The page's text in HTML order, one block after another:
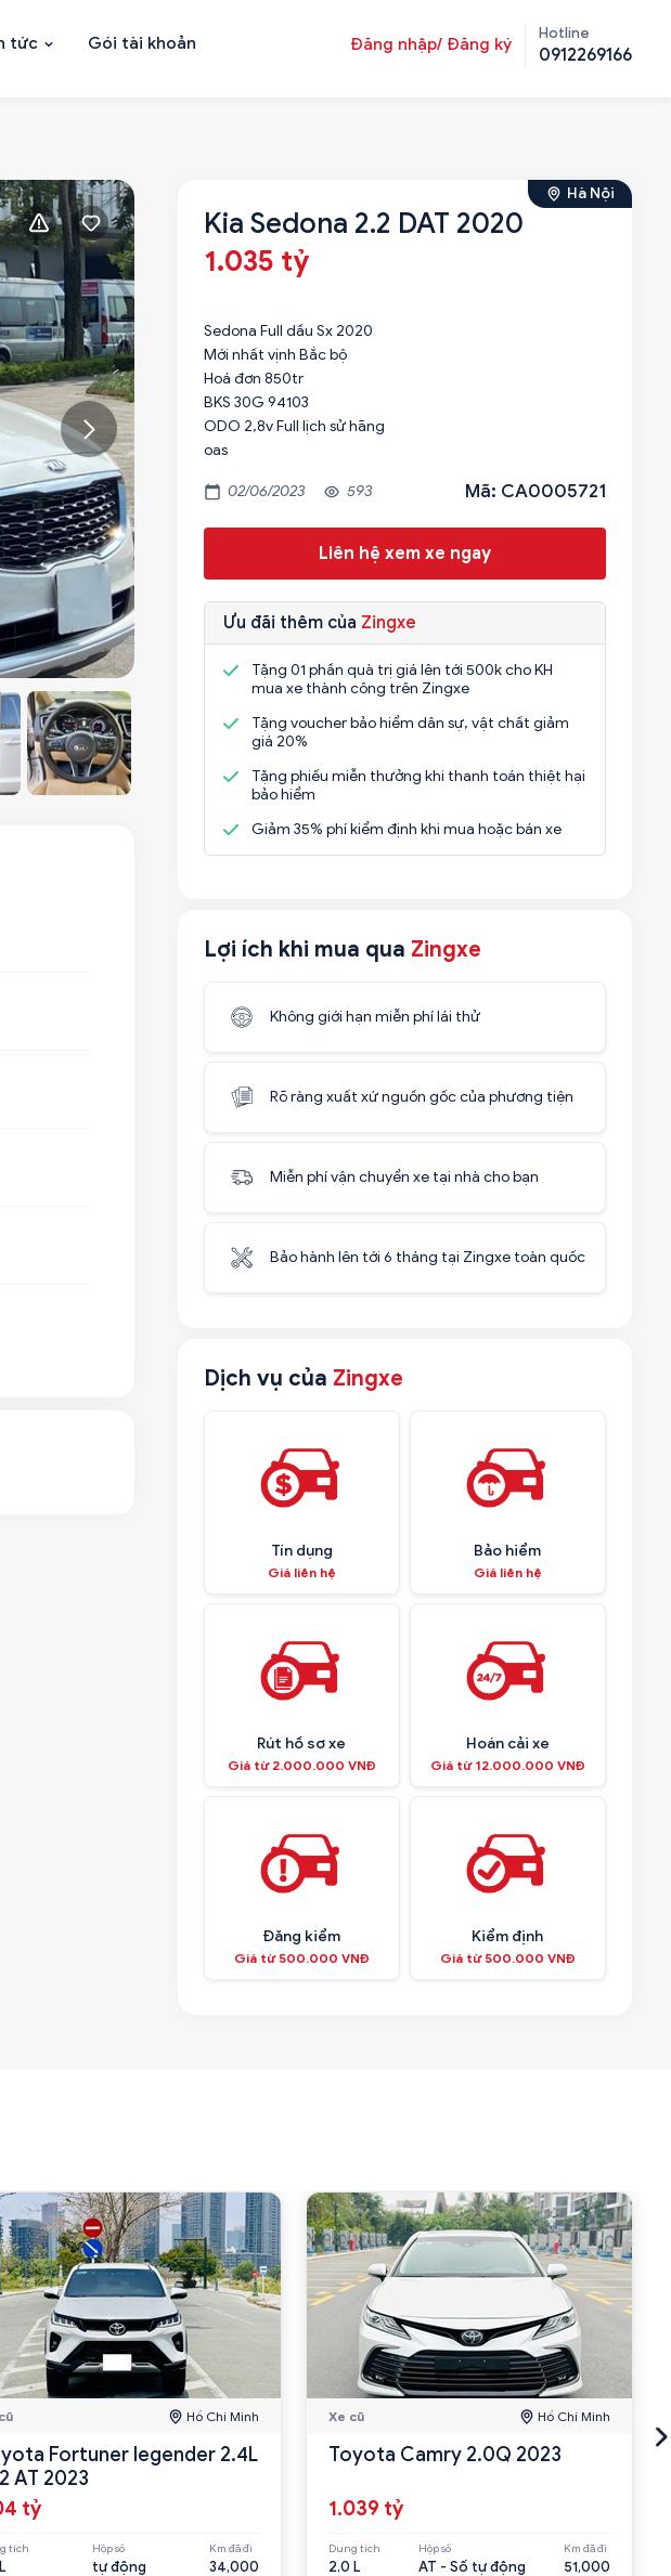
tức Gói tài khoản Đăng nhập/ Đăng ký
Hotline
0912269166
Hà Nội
Kia Sedona 2.2 DAT 2020
1.035 tỷ
Sedona Full dầu Sx 2020
Mới nhất vịnh Bắc bộ
Hoá đơn 850tr
BKS 30G 94103
ODO 2,8v Full lịch sử hãng
oas
02/06/2023 593 Mã: CA0005721
Liên hệ xem xe ngay
Ưu đãi thêm của Zingxe
Tặng 01 phần quà trị giá lên tới 500k cho KH
mua xe thành công trên Zingxe
Tặng voucher bảo hiểm dân sự, vật chất giảm
giá 20%
Tặng phiếu miễn thưởng khi thanh toán thiệt hại
bảo hiểm
Giảm 35% phí kiểm định khi mua hoặc bán xe
Lợi ích khi mua qua Zingxe
Không giới hạn miễn phí lái thử
Rõ ràng xuất xứ nguồn gốc của phương tiện
Miễn phí vận chuyển xe tại nhà cho bạn
Bảo hành lên tới 6 tháng tại Zingxe toàn quốc
Dịch vụ của Zingxe
Tín dụng
Giá liên hệ
Bảo hiểm
Giá liên hệ
Rút hồ sơ xe
Giá từ 2.000.000 VNĐ
Hoán cải xe
Giá từ 12.000.000 VNĐ
Đăng kiểm
Giá từ 500.000 VNĐ
Kiểm định
Giá từ 500.000 VNĐ
Hồ Chí Minh
Fortuner legender 2.4L
AT 2023
tỷ
tích Hộp số
tự động
Km đã đi
34,000
Xe cũ Hồ Chí Minh
Toyota Camry 2.0Q 2023
1.039 tỷ
Dung tích
2.0 L
Hộp số
AT - Số tự động
Km đã đi
51,000